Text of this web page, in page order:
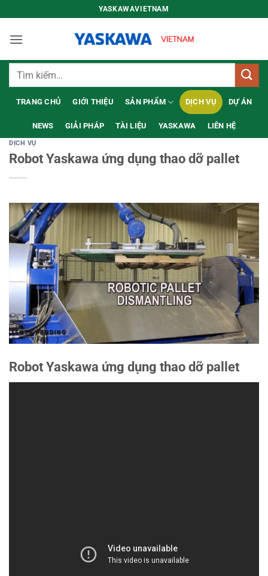
qua
nội
YASKAWAVIETNAM
Tìm
TRANG CHỦ GIỚI THIỆU SẢN PHẨM DỊCH VỤ DỰ ÁN
NEWS GIẢI PHÁP TÀI LIỆU YASKAWA LIÊN HỆ
DỊCH VỤ
Robot Yaskawa ứng dụng thao dỡ pallet
Robot Yaskawa ứng dụng thao dỡ pallet